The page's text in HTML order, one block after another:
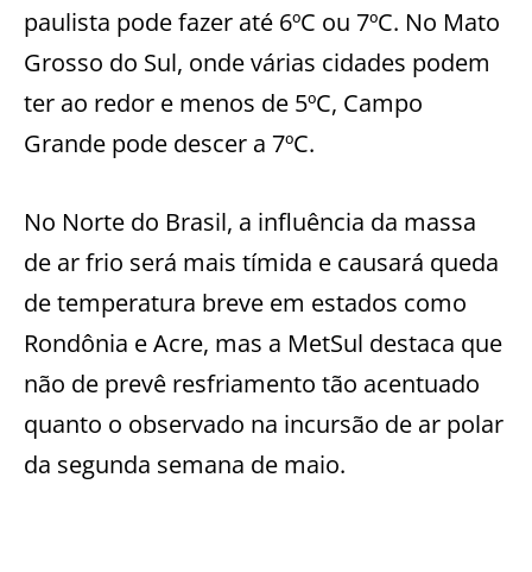
paulista pode fazer até 6ºC ou 7ºC. No Mato
Grosso do Sul, onde várias cidades podem
ter ao redor e menos de 5ºC, Campo
Grande pode descer a 7ºC.
No Norte do Brasil, a influência da massa
de ar frio será mais tímida e causará queda
de temperatura breve em estados como
Rondônia e Acre, mas a MetSul destaca que
não de prevê resfriamento tão acentuado
quanto o observado na incursão de ar polar
da segunda semana de maio.